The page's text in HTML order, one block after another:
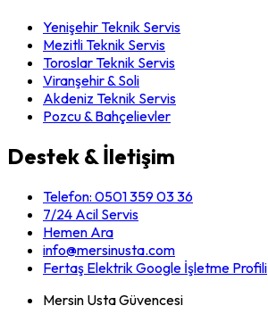
Yenişehir Teknik Servis
Mezitli Teknik Servis
Toroslar Teknik Servis
Viranşehir & Soli
Akdeniz Teknik Servis
Pozcu & Bahçelievler
Destek & İletişim
Telefon: 0501 359 03 36
7/24 Acil Servis
Hemen Ara
info@mersinusta.com
Fertaş Elektrik Google İşletme Profili
Mersin Usta Güvencesi